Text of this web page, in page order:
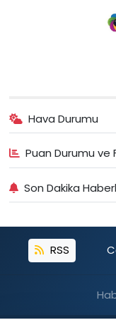
Hava Durumu
Puan Durumu ve
Son Dakika
RSS